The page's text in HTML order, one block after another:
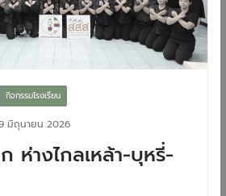
กิจกรรมโรงเรียน
มิถุนายน 2026
ห่างไกลเหล้า-บุหรี่-